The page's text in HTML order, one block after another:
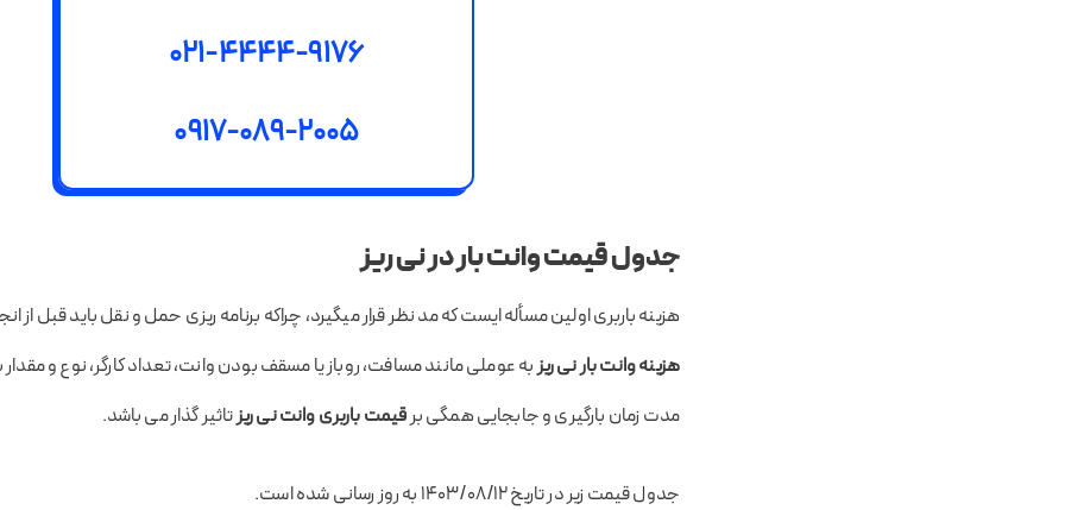
021-4444-9176
0917-089-2005
جدول قیمت وانت بار در نی ریز
هزینه باربری اولین مسأله ایست که مد نظر قرار میگیرد، چراکه برنامه ریزی حمل و نقل باید قبل از
هزینه وانت بار نی ریز به عوملی مانند مسافت، روباز یا مسقف بودن وانت، تعداد کارگر، نوع و
مدت زمان بارگیری و جابجایی همگی بر قیمت باربری وانت نی ریزتاثیر گذار می باشد.
جدول قیمت زیر در تاریخ ۱۴۰۳/۰۸/۱۲ به روز رسانی شده است.